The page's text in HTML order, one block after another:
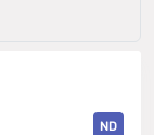
ND